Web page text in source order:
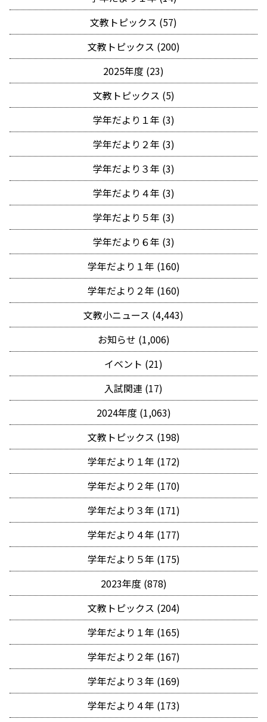
文教トピックス (57)
文教トピックス (200)
2025年度 (23)
文教トピックス (5)
学年だより１年 (3)
学年だより２年 (3)
学年だより３年 (3)
学年だより４年 (3)
学年だより５年 (3)
学年だより６年 (3)
学年だより１年 (160)
学年だより２年 (160)
文教小ニュース (4,443)
お知らせ (1,006)
イベント (21)
入試関連 (17)
2024年度 (1,063)
文教トピックス (198)
学年だより１年 (172)
学年だより２年 (170)
学年だより３年 (171)
学年だより４年 (177)
学年だより５年 (175)
2023年度 (878)
文教トピックス (204)
学年だより１年 (165)
学年だより２年 (167)
学年だより３年 (169)
学年だより４年 (173)